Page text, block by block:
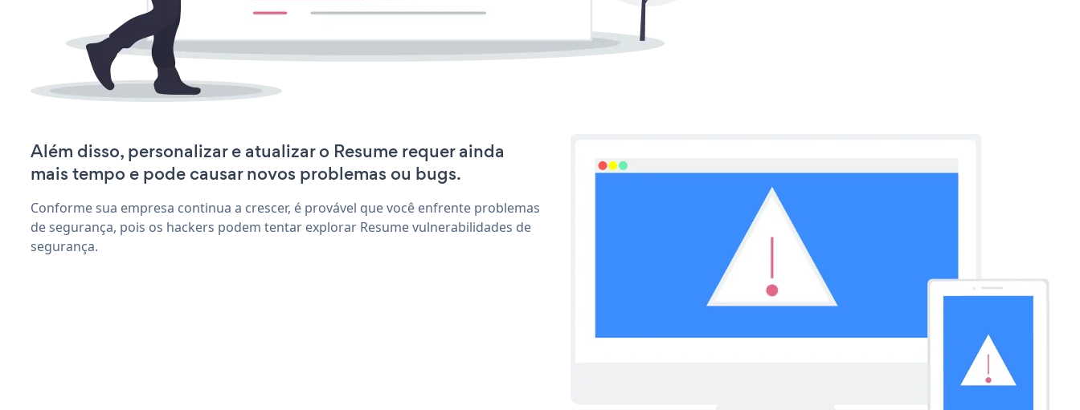
Além disso, personalizar e atualizar o Resume requer ainda
mais tempo e pode causar novos problemas ou bugs.
Conforme sua empresa continua a crescer, é provável que você enfrente problemas
de segurança, pois os hackers podem tentar explorar Resume vulnerabilidades de
segurança.